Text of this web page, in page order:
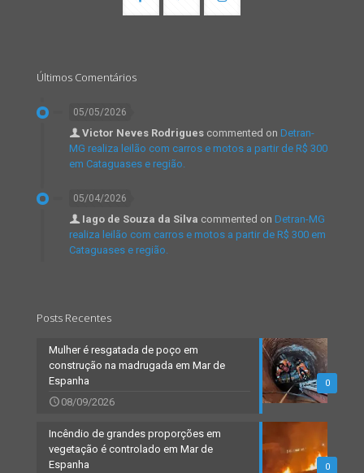
Últimos Comentários
05/05/2026
Victor Neves Rodrigues commented on Detran-
MG realiza leilão com carros e motos a partir de R$ 300
em Cataguases e região.
05/04/2026
Iago de Souza da Silva commented on Detran-MG
realiza leilão com carros e motos a partir de R$ 300 em
Cataguases e região.
Posts Recentes
0
Mulher é resgatada de poço em
construção na madrugada em Mar de
Espanha
08/09/2026
0
Incêndio de grandes proporções em
vegetação é controlado em Mar de
Espanha